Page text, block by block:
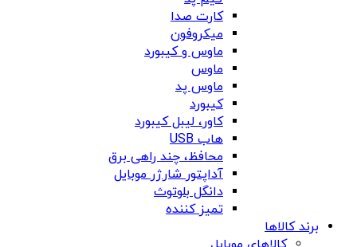
کارت صدا
میکروفون
ماوس و کیبورد
ماوس
ماوس پد
کیبورد
کاور، لیبل کیبورد
هاب USB
محافظ، چند راهی برق
آداپتور شارژر موبایل
دانگل بلوتوث
تمیز کننده
برند کالاها